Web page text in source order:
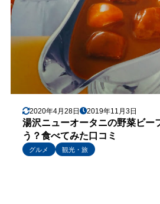
2020年4月28日 2019年11月3日
湯沢ニューオータニの野菜ビー
う？食べてみた口コミ
グルメ
観光・旅